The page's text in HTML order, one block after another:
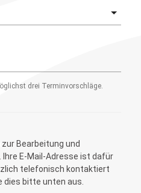
drei Terminvorschläge.
Bearbeitung und
E-Mail-Adresse ist dafür
telefonisch kontaktiert
dies bitte unten aus.